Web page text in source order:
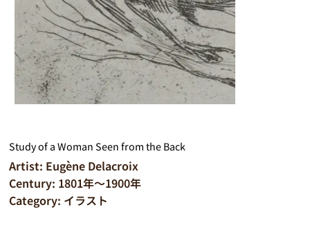
Study of a Woman Seen from the Back
Artist: Eugène Delacroix
Century: 1801年～1900年
Category: イラスト